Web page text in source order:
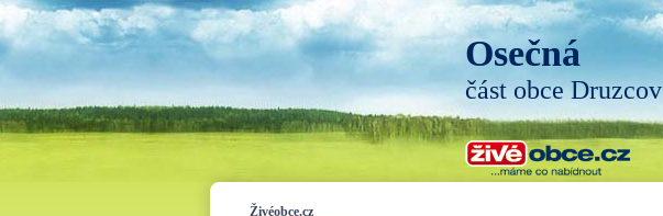
Osečná
část obce Druzcov
Živéobce.cz